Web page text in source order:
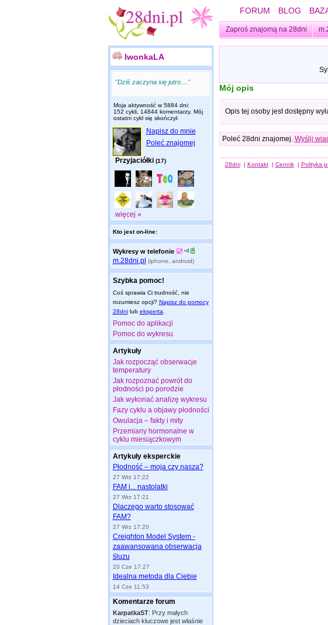
FORUM BLOG
Zaproś znajomą na 28dni
IwonkaLA
"Dziś zaczyna się jutro...."
Moja aktywność w 5884 dni:
152 cykli, 14844 komentarzy. Mój
ostatni cykl się skończył.
Napisz do mnie
Poleć znajomej
Przyjaciółki (17)
więcej »
Kto jest on-line:
Wykresy w telefonie
m.28dni.pl (iphone, android)
Szybka pomoc!
Coś sprawia Ci trudność, nie
rozumiesz opcji? Napisz do pomocy
28dnilub eksperta
Pomoc do aplikacji
Pomoc do wykresu
Artykuły
Jak rozpocząć obserwacje
temperatury
Jak rozpoznać powrót do
płodności po porodzie
Jak wykonać analizę wykresu
Fazy cyklu a objawy płodności
Owulacja – fakty i mity
Przemiany hormonalne w
cyklu miesiączkowym
Artykuły eksperckie
Płodność – moja czy nasza?
27 Wrz 17:22
FAM i... nastolatki
27 Wrz 17:21
Dlaczego warto stosować
FAM?
27 Wrz 17:20
Creighton Model System -
zaawansowana obserwacja
śluzu
20 Cze 17:27
Idealna metoda dla Ciebie
14 Cze 11:53
Komentarze forum
KarpatkaST: Przy małych
dzieciach kluczowe jest właśnie
Mój opis
Opis tej osoby jest dostępny
Poleć 28dni znajomej. Wyślij
28dni | Kontakt | Cennik | Polityka